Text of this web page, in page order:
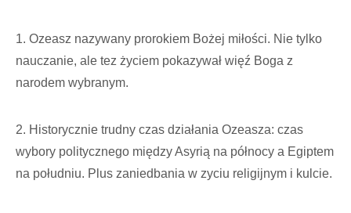
1. Ozeasz nazywany prorokiem Bożej miłości. Nie tylko
nauczanie, ale tez życiem pokazywał więź Boga z
narodem wybranym.
2. Historycznie trudny czas działania Ozeasza: czas
wybory politycznego między Asyrią na północy a Egiptem
na południu. Plus zaniedbania w zyciu religijnym i kulcie.